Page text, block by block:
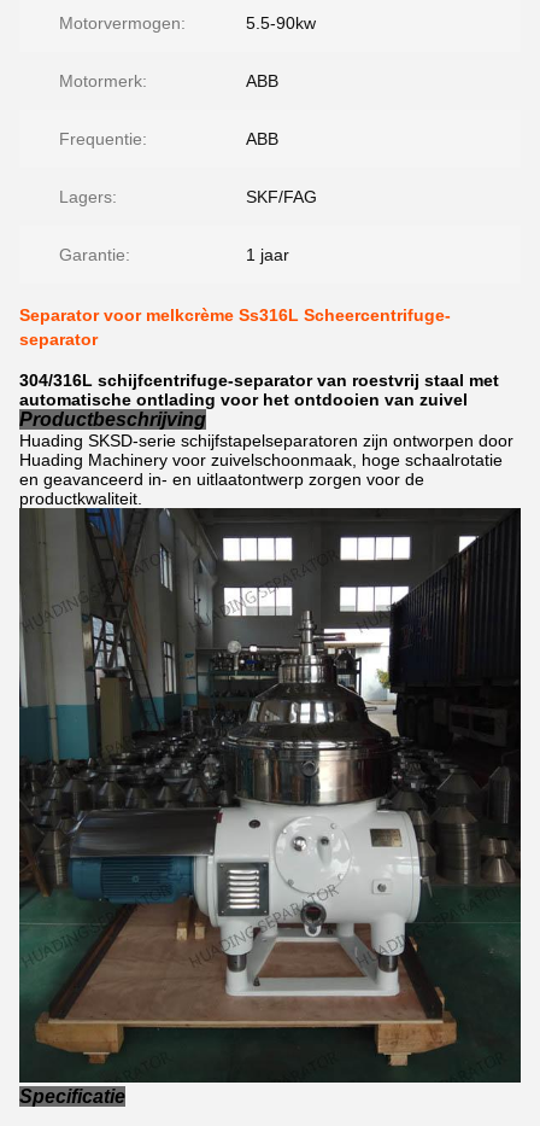
Motorvermogen: 5.5-90kw
Motormerk: ABB
Frequentie: ABB
Lagers: SKF/FAG
Garantie: 1 jaar
Separator voor melkcrème Ss316L Scheercentrifuge-
separator
304/316L schijfcentrifuge-separator van roestvrij staal met
automatische ontlading voor het ontdooien van zuivel
Productbeschrijving
Huading SKSD-serie schijfstapelseparatoren zijn ontworpen door
Huading Machinery voor zuivelschoonmaak, hoge schaalrotatie
en geavanceerd in- en uitlaatontwerp zorgen voor de
productkwaliteit.
Specificatie